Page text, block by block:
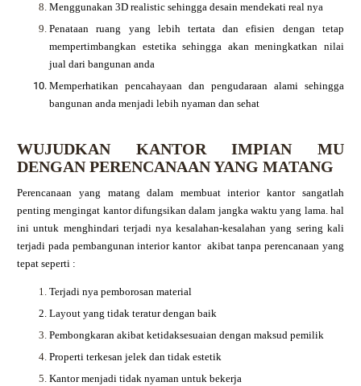
Menggunakan 3D realistic sehingga desain mendekati real nya
Penataan ruang yang lebih tertata dan efisien dengan tetap
mempertimbangkan estetika sehingga akan meningkatkan nilai
jual dari bangunan anda
Memperhatikan pencahayaan dan pengudaraan alami sehingga
bangunan anda menjadi lebih nyaman dan sehat
WUJUDKAN KANTOR IMPIAN MU
DENGAN PERENCANAAN YANG MATANG
Perencanaan yang matang dalam membuat interior kantor sangatlah
penting mengingat kantor difungsikan dalam jangka waktu yang lama. hal
ini untuk menghindari terjadi nya kesalahan-kesalahan yang sering kali
terjadi pada pembangunan interior kantor akibat tanpa perencanaan yang
tepat seperti :
Terjadi nya pemborosan material
Layout yang tidak teratur dengan baik
Pembongkaran akibat ketidaksesuaian dengan maksud pemilik
Properti terkesan jelek dan tidak estetik
Kantor menjadi tidak nyaman untuk bekerja